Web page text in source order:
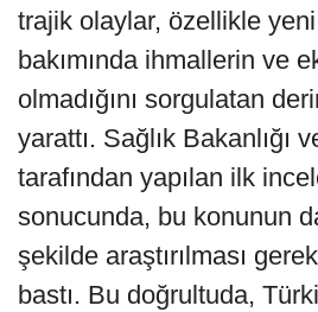
trajik olaylar, özellikle
bakımında ihmallerin ve
olmadığını sorgulatan
yarattı. Sağlık Bakanlığı
tarafından yapılan ilk
sonucunda, bu konunun
şekilde araştırılması
bastı. Bu doğrultuda,